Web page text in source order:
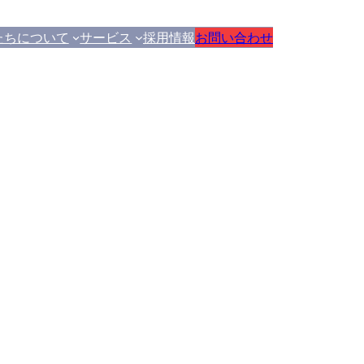
ちについて サービス 採用情報お問い合わせ